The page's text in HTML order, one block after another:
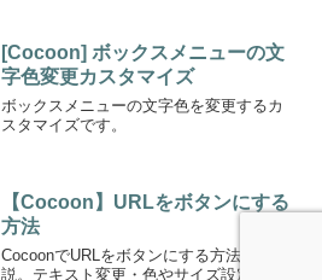
[Cocoon] ボックスメニューの文
字色変更カスタマイズ
ボックスメニューの文字色を変更するカ
スタマイズです。
【Cocoon】URLをボタンにする
方法
CocoonでURLをボタンにする方法を解
説。テキスト変更・色やサイズ設定・配